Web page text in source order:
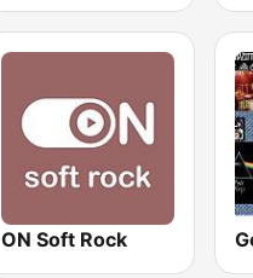
ON Soft Rock